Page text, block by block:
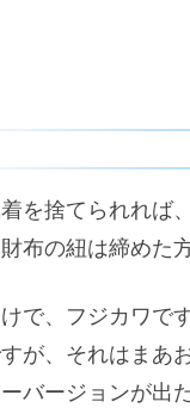
を捨てられれば
布の紐は締めた
で、フジカワで
が、それはまあ
バージョンが出